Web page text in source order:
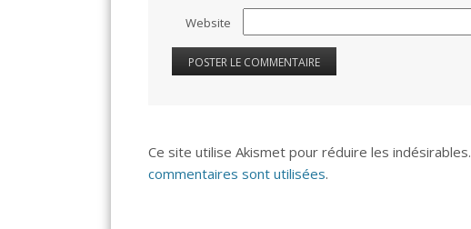
Website
Ce site utilise Akismet pour réduire les indésirables.
commentaires sont utilisées.